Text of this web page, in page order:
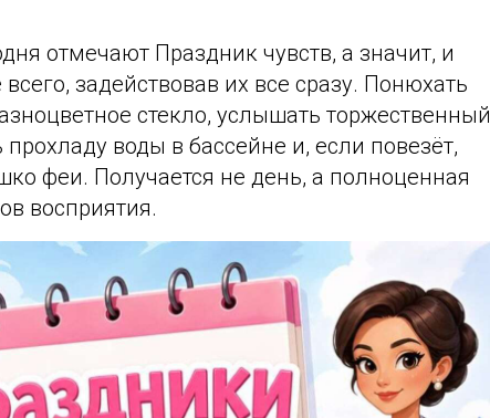
отмечают Праздник чувств, а значит, и
задействовав их все сразу. Понюхать
стекло, услышать торжественный
воды в бассейне и, если повезёт,
феи. Получается не день, а полноценная
восприятия.